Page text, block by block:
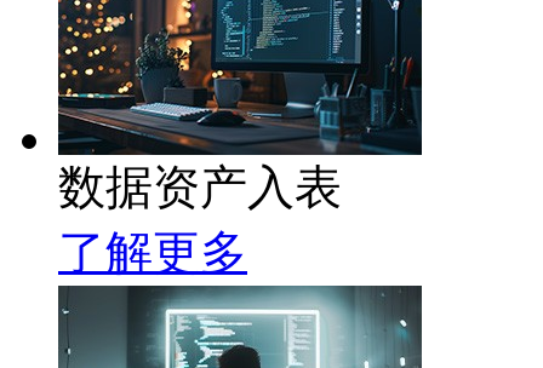
数据资产入表
了解更多